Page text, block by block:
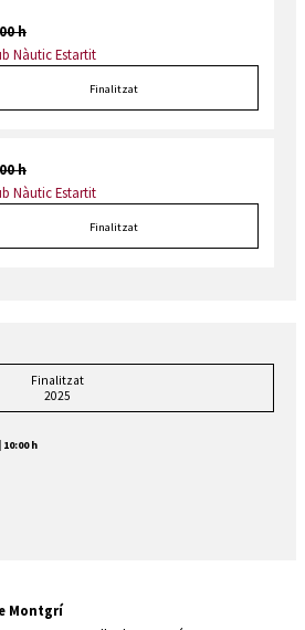
h
Nàutic Estartit
Finalitzat
h
Nàutic Estartit
Finalitzat
Finalitzat
2025
| 10:00 h
Montgrí